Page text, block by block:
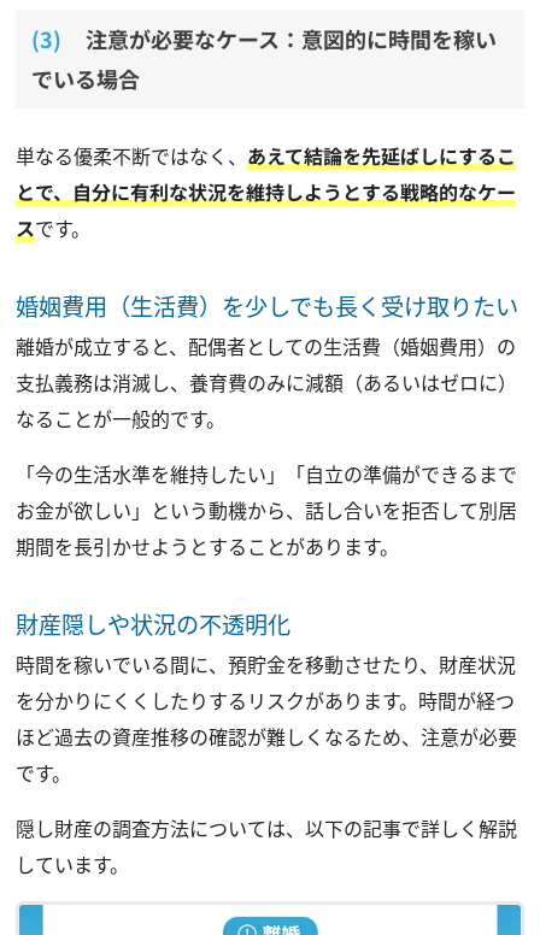
注意が必要なケース：意図的に時間を稼い
でいる場合
単なる優柔不断ではなく、 あえて結論を先延ばしにするこ
とで、自分に有利な状況を維持しようとする戦略的なケー
スです。
婚姻費用（生活費）を少しでも長く受け取りたい
離婚が成立すると、配偶者としての生活費（婚姻費用）の
支払義務は消滅し、養育費のみに減額（あるいはゼロに）
なることが一般的です。
「今の生活水準を維持したい」「自立の準備ができるまで
お金が欲しい」という動機から、話し合いを拒否して別居
期間を長引かせようとすることがあります。
財産隠しや状況の不透明化
時間を稼いでいる間に、預貯金を移動させたり、財産状況
を分かりにくくしたりするリスクがあります。時間が経つ
ほど過去の資産推移の確認が難しくなるため、注意が必要
です。
隠し財産の調査方法については、以下の記事で詳しく解説
しています。